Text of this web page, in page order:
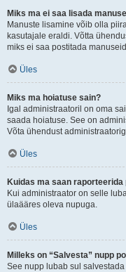
Miks ma ei saa lisada
Manuste lisamine võib olla
kasutajale eraldi. Võtta
miks ei saa postitada
Üles
Miks ma hoiatuse sain?
Igal administraatoril on oma
saada hoiatuse. See on
Võta ühendust
Üles
Kuidas ma saan
Kui administraator on selle
ülaääres oleva nupuga.
Üles
Milleks on “Salvesta” nupp
See nupp lubab sul